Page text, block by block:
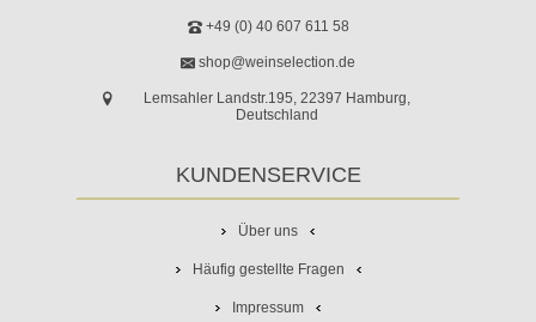
+49 (0) 40 607 611 58
shop@weinselection.de
Lemsahler Landstr.195, 22397 Hamburg,
Deutschland
KUNDENSERVICE
Über uns
Häufig gestellte Fragen
Impressum